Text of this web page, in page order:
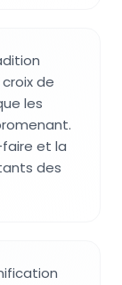
de
les
et la
des